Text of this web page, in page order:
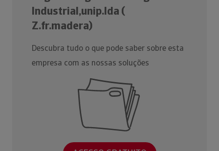
Industrial,unip.lda (
Z.fr.madera)
Descubra tudo o que pode saber sobre esta
empresa com as nossas soluções